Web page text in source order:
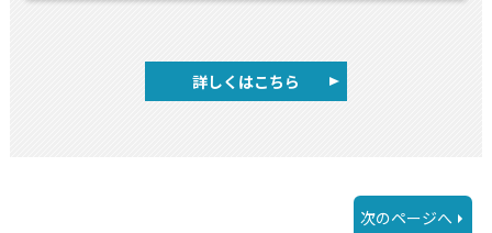
詳しくはこちら
次のページへ